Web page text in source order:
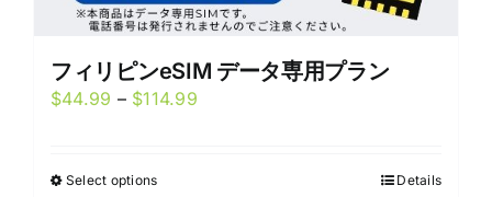
フィリピンeSIM データ専用プラン
$44.99 – $114.99Price
Select optionsThis
Details